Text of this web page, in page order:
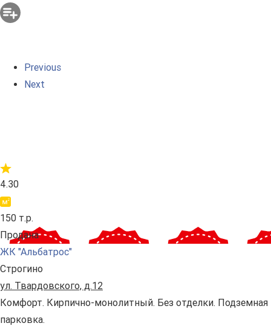
Previous
Next
4.30
150 т.р.
Продана
ЖК "Альбатрос"
Строгино
ул. Твардовского, д.12
Комфорт. Кирпично-монолитный. Без отделки. Подземная
парковка.